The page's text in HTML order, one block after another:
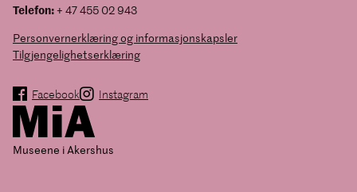
Telefon:+ 47 455 02 943
Personvernerklæring og informasjonskapsler
Tilgjengelighetserklæring
Facebook Instagram
Museene i Akershus